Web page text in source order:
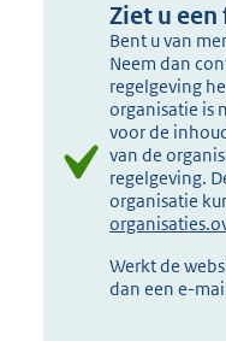
Ziet u
Bent u van
Neem dan
regelgeving
organisatie is
voor de
van de
regelgeving.
organisatie
Werkt de
dan een e-